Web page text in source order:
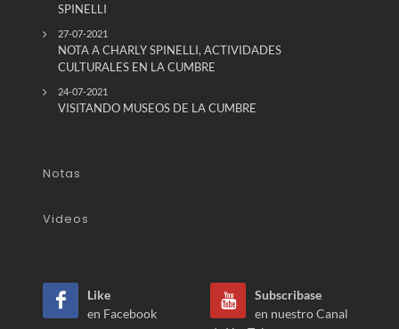
SPINELLI
27-07-2021
NOTA A CHARLY SPINELLI, ACTIVIDADES
CULTURALES EN LA CUMBRE
24-07-2021
VISITANDO MUSEOS DE LA CUMBRE
Notas
Videos
Like
en Facebook
Subscribase
en nuestro Canal